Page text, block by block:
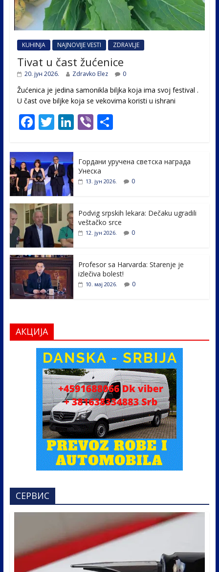
KUHINJA NAJNOVIJE VESTI ZDRAVLJE
Tivat u čast žućenice
20. јун 2026. Zdravko Elez 0
Žućenica je jedina samonikla biljka koja ima svoj festival .
U čast ovе biljke koja se vekovima koristi u ishrani
F
e
b
o
o
k
T
itt
er
Li
e
dI
Vi S
e
Гордани уручена светска награда
Унеска
13. јун 2026. 0
Podvig srpskih lekara: Dečaku ugradili
veštačko srce
12. јун 2026. 0
Profesor sa Harvarda: Starenje je
izlečiva bolest!
10. мај 2026. 0
АКЦИЈА
СЕРВИС